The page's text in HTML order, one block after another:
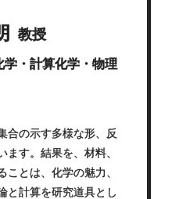
教授
学・計算化学・物理
合の示す多様な形、反
す。結果を、材料、
とは、化学の魅力、
と計算を研究道具とし